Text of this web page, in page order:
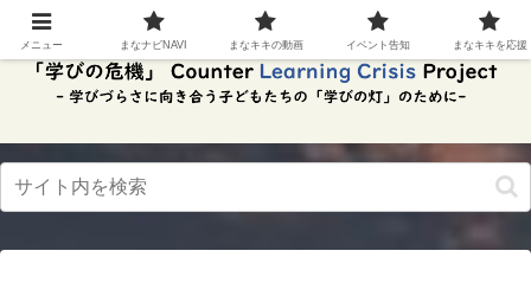
スク
リー
ンリ
ド。
この
ボタ
ンを
と、
メニュー まなナビNAVI まなキキの動画 イベント告知 まなキキを応援